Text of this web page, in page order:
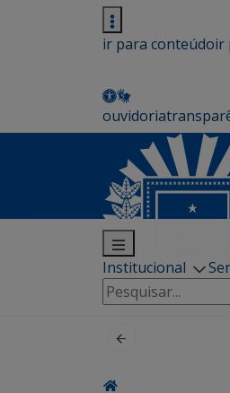
ir para conteúdoir
ouvidoria
Institucional
Pesquisar
por: